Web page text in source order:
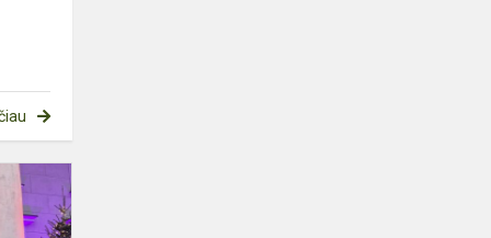
PĖDSAKAIS
SENAMIESTYJE